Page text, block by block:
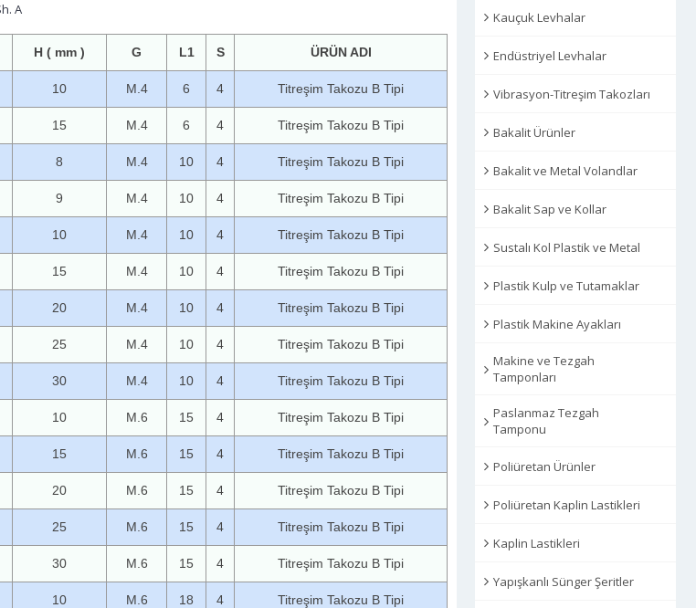
Kauçuk Levhalar
Endüstriyel Levhalar
Vibrasyon-Titreşim Takozları
Bakalit Ürünler
Bakalit ve Metal Volandlar
Bakalit Sap ve Kollar
Sustalı Kol Plastik ve Metal
Plastik Kulp ve Tutamaklar
Plastik Makine Ayakları
Makine ve Tezgah
Tamponları
Paslanmaz Tezgah
Tamponu
Poliüretan Ürünler
Poliüretan Kaplin Lastikleri
Kaplin Lastikleri
Yapışkanlı Sünger Şeritler
A
H ( mm ) G L1 S ÜRÜN ADI
10 M.4 6 4 Titreşim Takozu B Tipi
15 M.4 6 4 Titreşim Takozu B Tipi
8 M.4 10 4 Titreşim Takozu B Tipi
9 M.4 10 4 Titreşim Takozu B Tipi
10 M.4 10 4 Titreşim Takozu B Tipi
15 M.4 10 4 Titreşim Takozu B Tipi
20 M.4 10 4 Titreşim Takozu B Tipi
25 M.4 10 4 Titreşim Takozu B Tipi
30 M.4 10 4 Titreşim Takozu B Tipi
10 M.6 15 4 Titreşim Takozu B Tipi
15 M.6 15 4 Titreşim Takozu B Tipi
20 M.6 15 4 Titreşim Takozu B Tipi
25 M.6 15 4 Titreşim Takozu B Tipi
30 M.6 15 4 Titreşim Takozu B Tipi
10 M.6 18 4 Titreşim Takozu B Tipi